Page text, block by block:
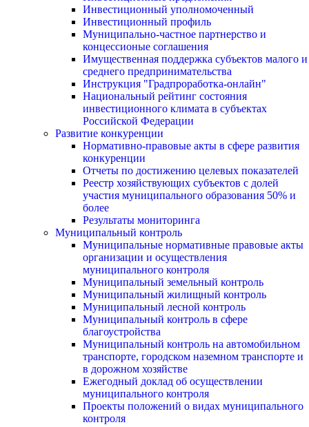
Инвестиционный уполномоченный
Инвестиционный профиль
Муниципально-частное партнерство и
концессионые соглашения
Имущественная поддержка субъектов малого и
среднего предпринимательства
Инструкция "Градпроработка-онлайн"
Национальный рейтинг состояния
инвестиционного климата в субъектах
Российской Федерации
Развитие конкуренции
Нормативно-правовые акты в сфере развития
конкуренции
Отчеты по достижению целевых показателей
Реестр хозяйствующих субъектов с долей
участия муниципального образования 50% и
более
Результаты мониторинга
Муниципальный контроль
Муниципальные нормативные правовые акты
организации и осуществления
муниципального контроля
Муниципальный земельный контроль
Муниципальный жилищный контроль
Муниципальный лесной контроль
Муниципальный контроль в сфере
благоустройства
Муниципальный контроль на автомобильном
транспорте, городском наземном транспорте и
в дорожном хозяйстве
Ежегодный доклад об осуществлении
муниципального контроля
Проекты положений о видах муниципального
контроля